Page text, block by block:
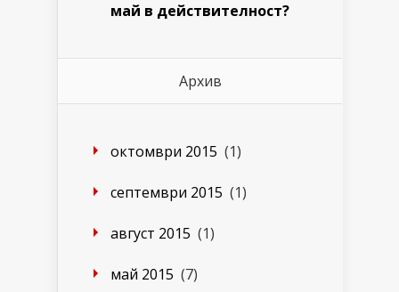
май в действителност?
Архив
октомври 2015 (1)
септември 2015 (1)
август 2015 (1)
май 2015 (7)